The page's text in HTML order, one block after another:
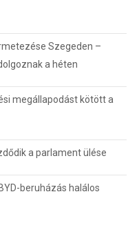
Szegeden –
a héten
megállapodást kötött a
a parlament ülése
beruházás halálos